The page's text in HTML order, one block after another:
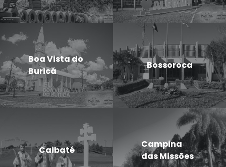
Boa Vista do
Buricá
Bossoroca
Caibaté
Campina
das Missões